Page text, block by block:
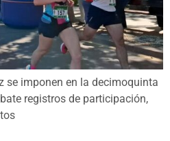
se imponen en la decimoquinta
registros de participación,